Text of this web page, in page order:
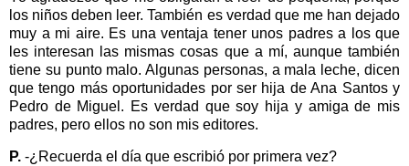
los niños deben leer. También es verdad que me han dejado
muy a mi aire. Es una ventaja tener unos padres a los que
les interesan las mismas cosas que a mí, aunque también
tiene su punto malo. Algunas personas, a mala leche, dicen
que tengo más oportunidades por ser hija de Ana Santos y
Pedro de Miguel. Es verdad que soy hija y amiga de mis
padres, pero ellos no son mis editores.
P. -¿Recuerda el día que escribió por primera vez?